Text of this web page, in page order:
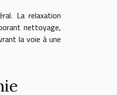
La relaxation
nettoyage,
la voie à une